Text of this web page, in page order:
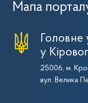
Мапа
Головне
у
25006, м.
вул. Велика